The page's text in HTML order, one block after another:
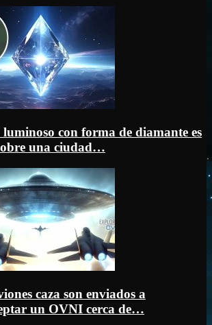
con forma de diamante es
una ciudad…
caza son enviados a
un OVNI cerca de…